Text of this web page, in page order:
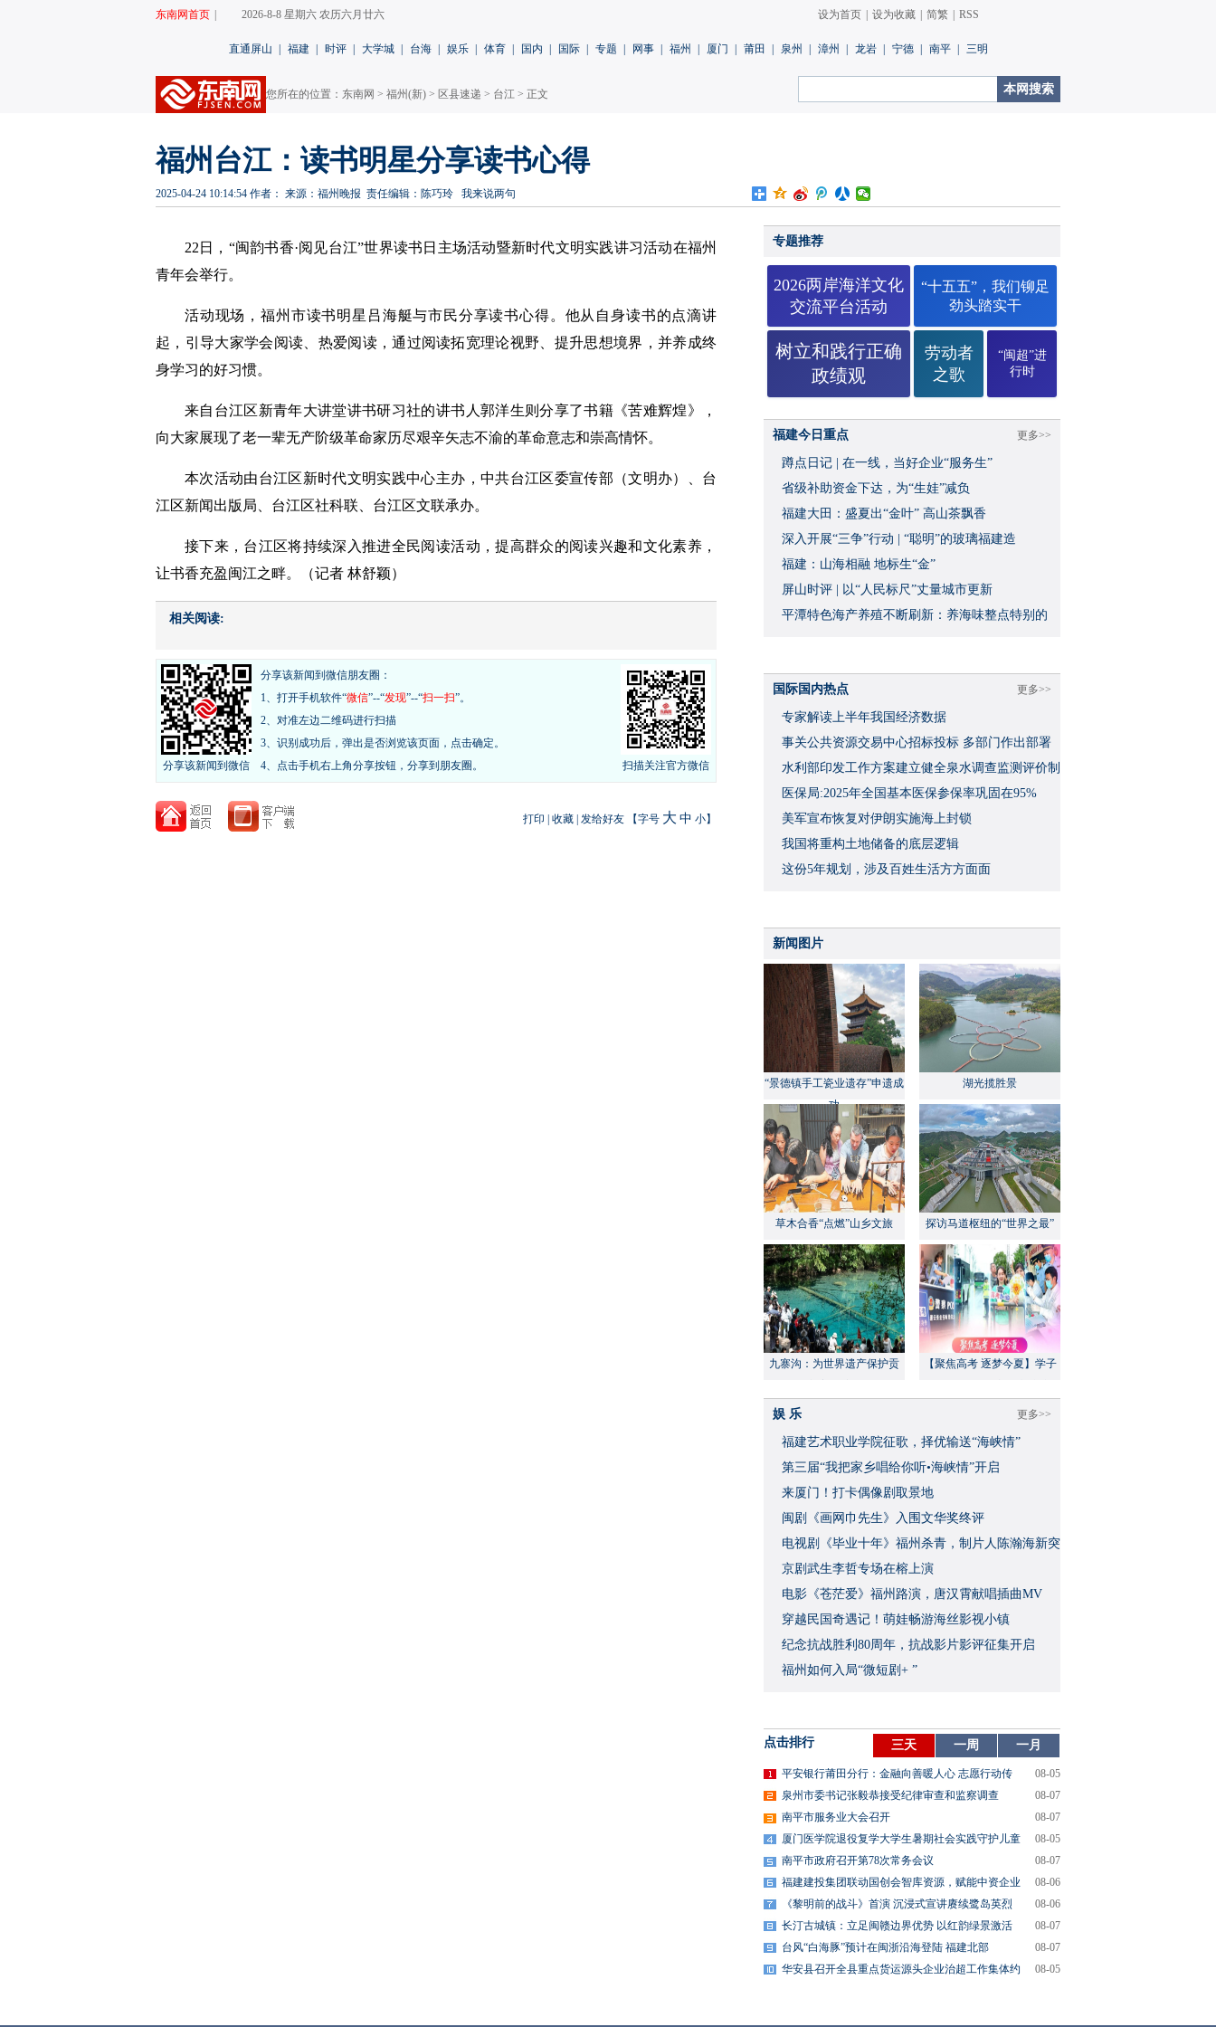
东南网首页 2026-8-8 星期六 农历六月廿六 设为首页 设为收藏 简繁 RSS
直通屏山 福建 时评 大学城 台海 娱乐 体育 国内 国际 专题 网事 福州 厦门 莆田 泉州 漳州 龙岩 宁德 南平 三明
您所在的位置： 东南网 > 福州(新) > 区县速递 > 台江 > 正文
福州台江：读书明星分享读书心得
2025-04-24 10:14:54 作者： 来源：福州晚报 责任编辑：陈巧玲 我来说两句
22日，“闽韵书香·阅见台江”世界读书日主场活动暨新时代文明实践讲习活动在福州
青年会举行。
活动现场，福州市读书明星吕海艇与市民分享读书心得。他从自身读书的点滴讲
起，引导大家学会阅读、热爱阅读，通过阅读拓宽理论视野、提升思想境界，并养成终
身学习的好习惯。
来自台江区新青年大讲堂讲书研习社的讲书人郭洋生则分享了书籍《苦难辉煌》，
向大家展现了老一辈无产阶级革命家历尽艰辛矢志不渝的革命意志和崇高情怀。
本次活动由台江区新时代文明实践中心主办，中共台江区委宣传部（文明办）、台
江区新闻出版局、台江区社科联、台江区文联承办。
接下来，台江区将持续深入推进全民阅读活动，提高群众的阅读兴趣和文化素养，
让书香充盈闽江之畔。（记者 林舒颖）
相关阅读:
扫描关注官方微信
分享该新闻到微信
分享该新闻到微信朋友圈：
1、打开手机软件“微信”--“发现”--“扫一扫”。
2、对准左边二维码进行扫描
3、识别成功后，弹出是否浏览该页面，点击确定。
4、点击手机右上角分享按钮，分享到朋友圈。
打印 收藏 发给好友 【字号 大 中 小】
专题推荐
2026两岸海洋文化
交流平台活动
“十五五”，我们铆足
劲头踏实干
树立和践行正确
政绩观
劳动者
之歌
“闽超”进
行时
更多>>
福建今日重点
蹲点日记 | 在一线，当好企业“服务生”
省级补助资金下达，为“生娃”减负
福建大田：盛夏出“金叶” 高山茶飘香
深入开展“三争”行动 | “聪明”的玻璃福建造
福建：山海相融 地标生“金”
屏山时评 | 以“人民标尺”丈量城市更新
平潭特色海产养殖不断刷新：养海味整点特别的
更多>>
国际国内热点
专家解读上半年我国经济数据
事关公共资源交易中心招标投标 多部门作出部署
水利部印发工作方案建立健全泉水调查监测评价制
度
医保局:2025年全国基本医保参保率巩固在95%
美军宣布恢复对伊朗实施海上封锁
我国将重构土地储备的底层逻辑
这份5年规划，涉及百姓生活方方面面
新闻图片
“景德镇手工瓷业遗存”申遗成
功
湖光揽胜景
草木合香“点燃”山乡文旅 探访马道枢纽的“世界之最”
九寨沟：为世界遗产保护贡
【聚焦高考 逐梦今夏】学子
更多>>
娱 乐
福建艺术职业学院征歌，择优输送“海峡情”
​第三届“我把家乡唱给你听•海峡情”开启
来厦门！打卡偶像剧取景地
闽剧《画网巾先生》入围文华奖终评
​电视剧《毕业十年》福州杀青，制片人陈瀚海新突
破
京剧武生李哲专场在榕上演
​电影《苍茫爱》福州路演，唐汉霄献唱插曲MV
穿越民国奇遇记！萌娃畅游海丝影视小镇
​纪念抗战胜利80周年，抗战影片影评征集开启
福州如何入局“微短剧+ ”
点击排行 三天 一周 一月
平安银行莆田分行：金融向善暖人心 志愿行动传
08-05
泉州市委书记张毅恭接受纪律审查和监察调查
08-07
南平市服务业大会召开
08-07
厦门医学院退役复学大学生暑期社会实践守护儿童
08-05
南平市政府召开第78次常务会议
08-07
福建建投集团联动国创会智库资源，赋能中资企业
08-06
《黎明前的战斗》首演 沉浸式宣讲赓续鹭岛英烈
08-06
长汀古城镇：立足闽赣边界优势 以红韵绿景激活
08-07
台风“白海豚”预计在闽浙沿海登陆 福建北部
08-07
华安县召开全县重点货运源头企业治超工作集体约
08-05